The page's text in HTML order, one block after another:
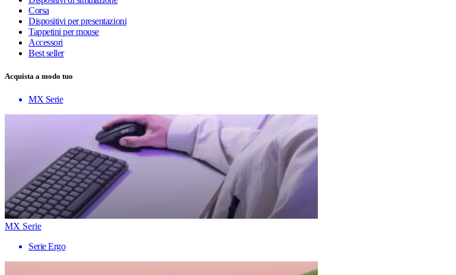
Corsa
Dispositivi per presentazioni
Tappetini per mouse
Accessori
Best seller
Acquista a modo tuo
MX Serie
MX Serie
Serie Ergo